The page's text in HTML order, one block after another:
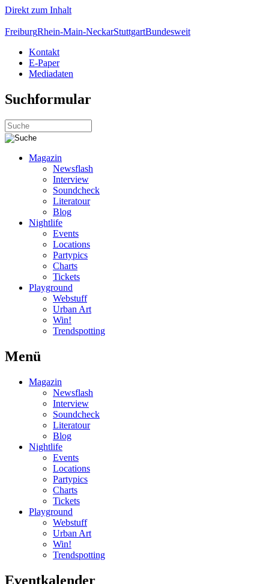
Direkt zum Inhalt
FreiburgRhein-Main-NeckarStuttgartBundesweit
Kontakt
E-Paper
Mediadaten
Suchformular
Magazin
Newsflash
Interview
Soundcheck
Literatour
Blog
Nightlife
Events
Locations
Partypics
Charts
Tickets
Playground
Webstuff
Urban Art
Win!
Trendspotting
Menü
Magazin
Newsflash
Interview
Soundcheck
Literatour
Blog
Nightlife
Events
Locations
Partypics
Charts
Tickets
Playground
Webstuff
Urban Art
Win!
Trendspotting
Eventkalender